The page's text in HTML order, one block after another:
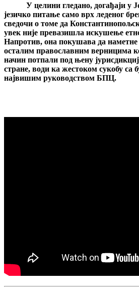
У целини гледано, догађаји у
језичко питање само врх леденог
сведочи о томе да
увек није превазишла искушење
Напротив, она покушава да
осталим православним верницима
начин потпали под њену
стране, води ка жестоком сукобу са
највишим руководством БПЦ.